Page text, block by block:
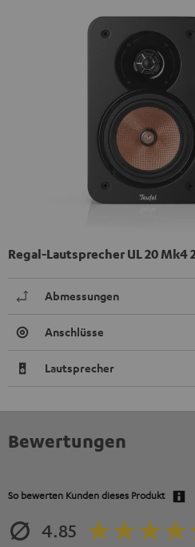
Regal-Lautsprecher UL 20 Mk4
Abmessungen
Anschlüsse
Lautsprecher
Bewertungen
So bewerten Kunden dieses Produkt
4.85